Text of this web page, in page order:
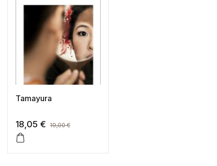
Tamayura
18,05 € 19,00€